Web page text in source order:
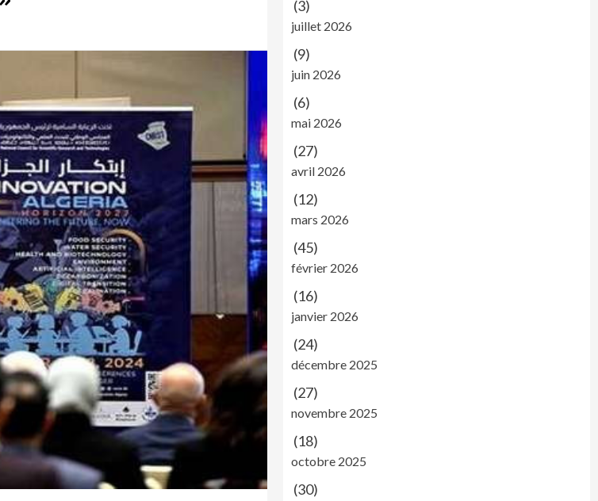
(3)
juillet 2026
(9)
juin 2026
(6)
mai 2026
(27)
avril 2026
(12)
mars 2026
(45)
février 2026
(16)
janvier 2026
(24)
décembre 2025
(27)
novembre 2025
(18)
octobre 2025
(30)